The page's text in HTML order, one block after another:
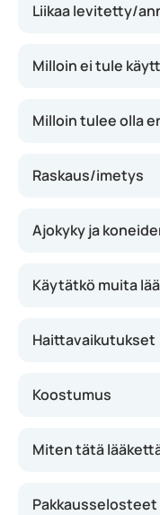
Liikaa levitetty/
Milloin ei tule
Milloin tulee olla
Raskaus/imetys
Ajokyky ja
Käytätkö muita
Haittavaikutukset
Koostumus
Miten tätä
Pakkausselosteet